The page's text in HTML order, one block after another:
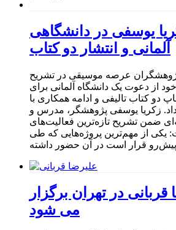
یوسفی در دانشگاهی
آلمانی و انتشار دو کتاب
پژوهشگران عرصه موسیقی در تشریح
از دعوت یک دانشگاه آلمانی برای
دو کتاب تالیفی و ادامه همکاری با
زکریا یوسفی پژوهشگر، مدرس و
ضمن تشریح تازه‌ترین فعالیت‌های
یکی از مهم‌ترین پروژه‌هایی که طی
در تهران برگزار
می شود